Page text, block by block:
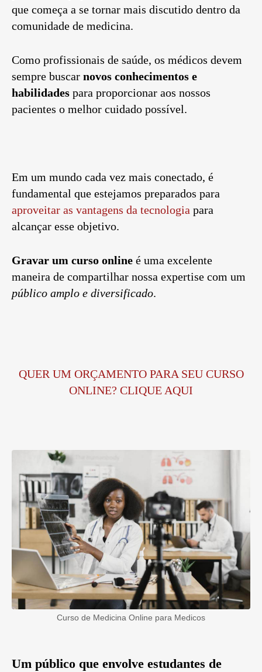
que começa a se tornar mais discutido dentro da
comunidade de medicina.
Como profissionais de saúde, os médicos devem
sempre buscar novos conhecimentos e
habilidades para proporcionar aos nossos
pacientes o melhor cuidado possível.
Em um mundo cada vez mais conectado, é
fundamental que estejamos preparados para
aproveitar as vantagens da tecnologia para
alcançar esse objetivo.
Gravar um curso online é uma excelente
maneira de compartilhar nossa expertise com um
público amplo e diversificado.
QUER UM ORÇAMENTO PARA SEU CURSO
ONLINE? CLIQUE AQUI
Curso de Medicina Online para Medicos
Um público que envolve estudantes de